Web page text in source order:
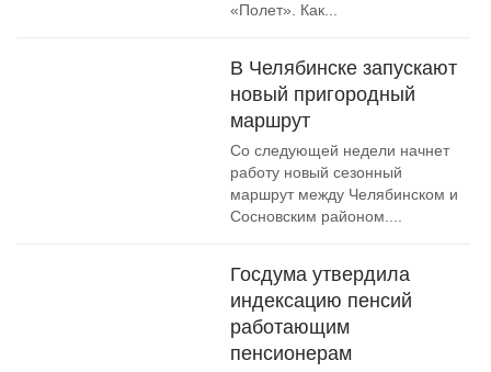
«Полет». Как...
В Челябинске запускают
новый пригородный
маршрут
Со следующей недели начнет
работу новый сезонный
маршрут между Челябинском и
Сосновским районом....
Госдума утвердила
индексацию пенсий
работающим
пенсионерам